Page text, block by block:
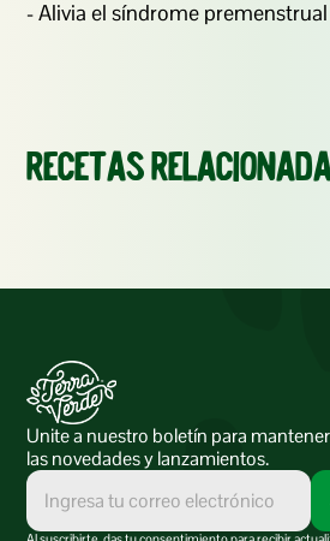
Recetas
Unite a nuestro boletín para
las novedades y lanzamientos.